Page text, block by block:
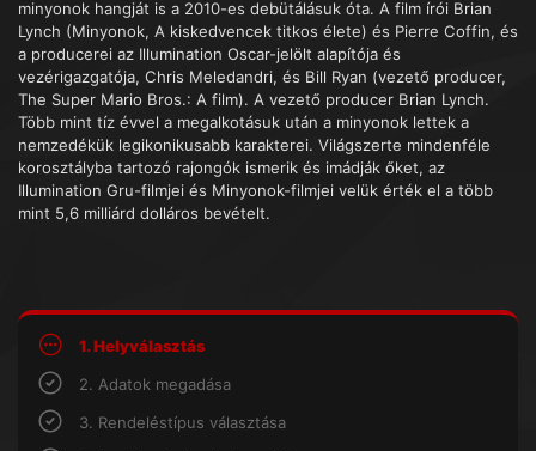
minyonok hangját is a 2010-es debütálásuk óta. A film írói Brian
Lynch (Minyonok, A kiskedvencek titkos élete) és Pierre Coffin, és
a producerei az Illumination Oscar-jelölt alapítója és
vezérigazgatója, Chris Meledandri, és Bill Ryan (vezető producer,
The Super Mario Bros.: A film). A vezető producer Brian Lynch.
Több mint tíz évvel a megalkotásuk után a minyonok lettek a
nemzedékük legikonikusabb karakterei. Világszerte mindenféle
korosztályba tartozó rajongók ismerik és imádják őket, az
Illumination Gru-filmjei és Minyonok-filmjei velük érték el a több
mint 5,6 milliárd dolláros bevételt.
1. Helyválasztás
2. Adatok megadása
3. Rendeléstípus választása